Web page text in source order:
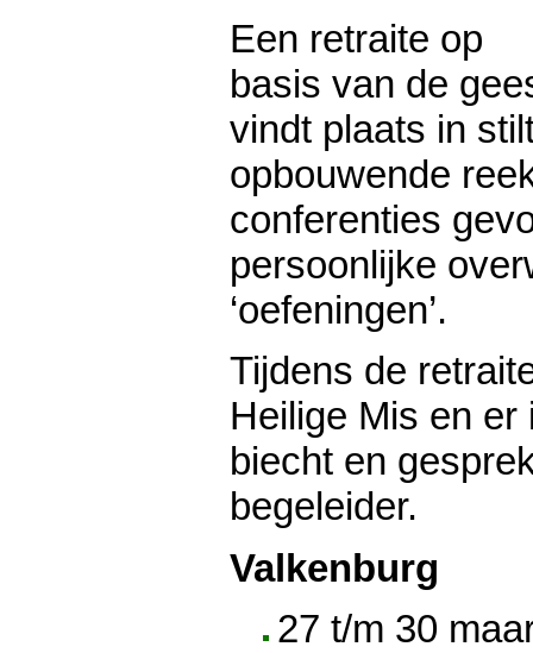
Een retraite op
basis van de
vindt plaats in
opbouwende
conferenties
persoonlijke
‘oefeningen’.
Tijdens de
Heilige Mis en
biecht en
begeleider.
Valkenburg
27 t/m 30